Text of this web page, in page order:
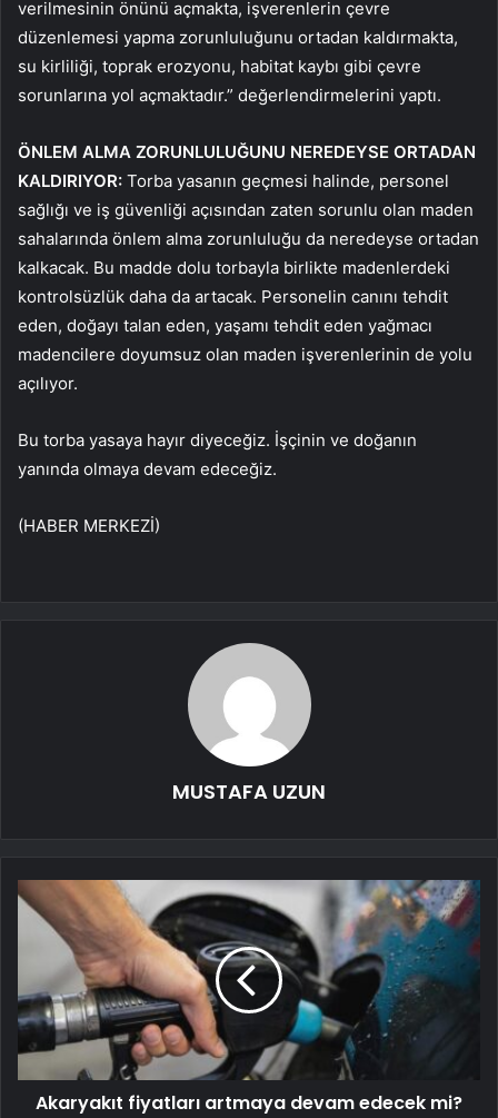
verilmesinin önünü açmakta, işverenlerin çevre
düzenlemesi yapma zorunluluğunu ortadan kaldırmakta,
su kirliliği, toprak erozyonu, habitat kaybı gibi çevre
sorunlarına yol açmaktadır.” değerlendirmelerini yaptı.
ÖNLEM ALMA ZORUNLULUĞUNU NEREDEYSE ORTADAN
KALDIRIYOR: Torba yasanın geçmesi halinde, personel
sağlığı ve iş güvenliği açısından zaten sorunlu olan maden
sahalarında önlem alma zorunluluğu da neredeyse ortadan
kalkacak. Bu madde dolu torbayla birlikte madenlerdeki
kontrolsüzlük daha da artacak. Personelin canını tehdit
eden, doğayı talan eden, yaşamı tehdit eden yağmacı
madencilere doyumsuz olan maden işverenlerinin de yolu
açılıyor.
Bu torba yasaya hayır diyeceğiz. İşçinin ve doğanın
yanında olmaya devam edeceğiz.
(HABER MERKEZİ)
MUSTAFA UZUN
Akaryakıt fiyatları artmaya devam edecek mi?